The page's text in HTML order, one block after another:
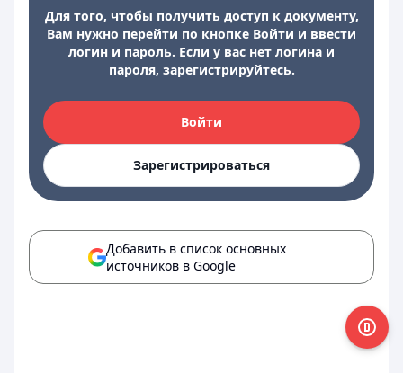
Для того, чтобы получить доступ к документу,
Вам нужно перейти по кнопке Войти и ввести
логин и пароль. Если у вас нет логина и
пароля, зарегистрируйтесь.
Войти
Зарегистрироваться
Добавить в список основных
источников в Google